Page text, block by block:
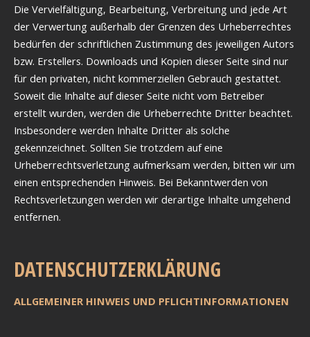
Die Vervielfältigung, Bearbeitung, Verbreitung und jede Art
der Verwertung außerhalb der Grenzen des Urheberrechtes
bedürfen der schriftlichen Zustimmung des jeweiligen Autors
bzw. Erstellers. Downloads und Kopien dieser Seite sind nur
für den privaten, nicht kommerziellen Gebrauch gestattet.
Soweit die Inhalte auf dieser Seite nicht vom Betreiber
erstellt wurden, werden die Urheberrechte Dritter beachtet.
Insbesondere werden Inhalte Dritter als solche
gekennzeichnet. Sollten Sie trotzdem auf eine
Urheberrechtsverletzung aufmerksam werden, bitten wir um
einen entsprechenden Hinweis. Bei Bekanntwerden von
Rechtsverletzungen werden wir derartige Inhalte umgehend
entfernen.
DATENSCHUTZERKLÄRUNG
ALLGEMEINER HINWEIS UND PFLICHTINFORMATIONEN